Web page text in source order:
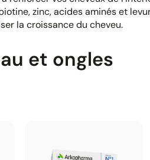
zinc, acides aminés et
la croissance du cheveu.
et ongles